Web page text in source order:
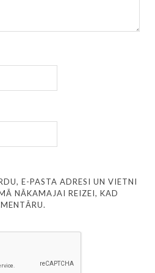
E-PASTA ADRESI UN VIETNI
NĀKAMAJAI REIZEI, KAD